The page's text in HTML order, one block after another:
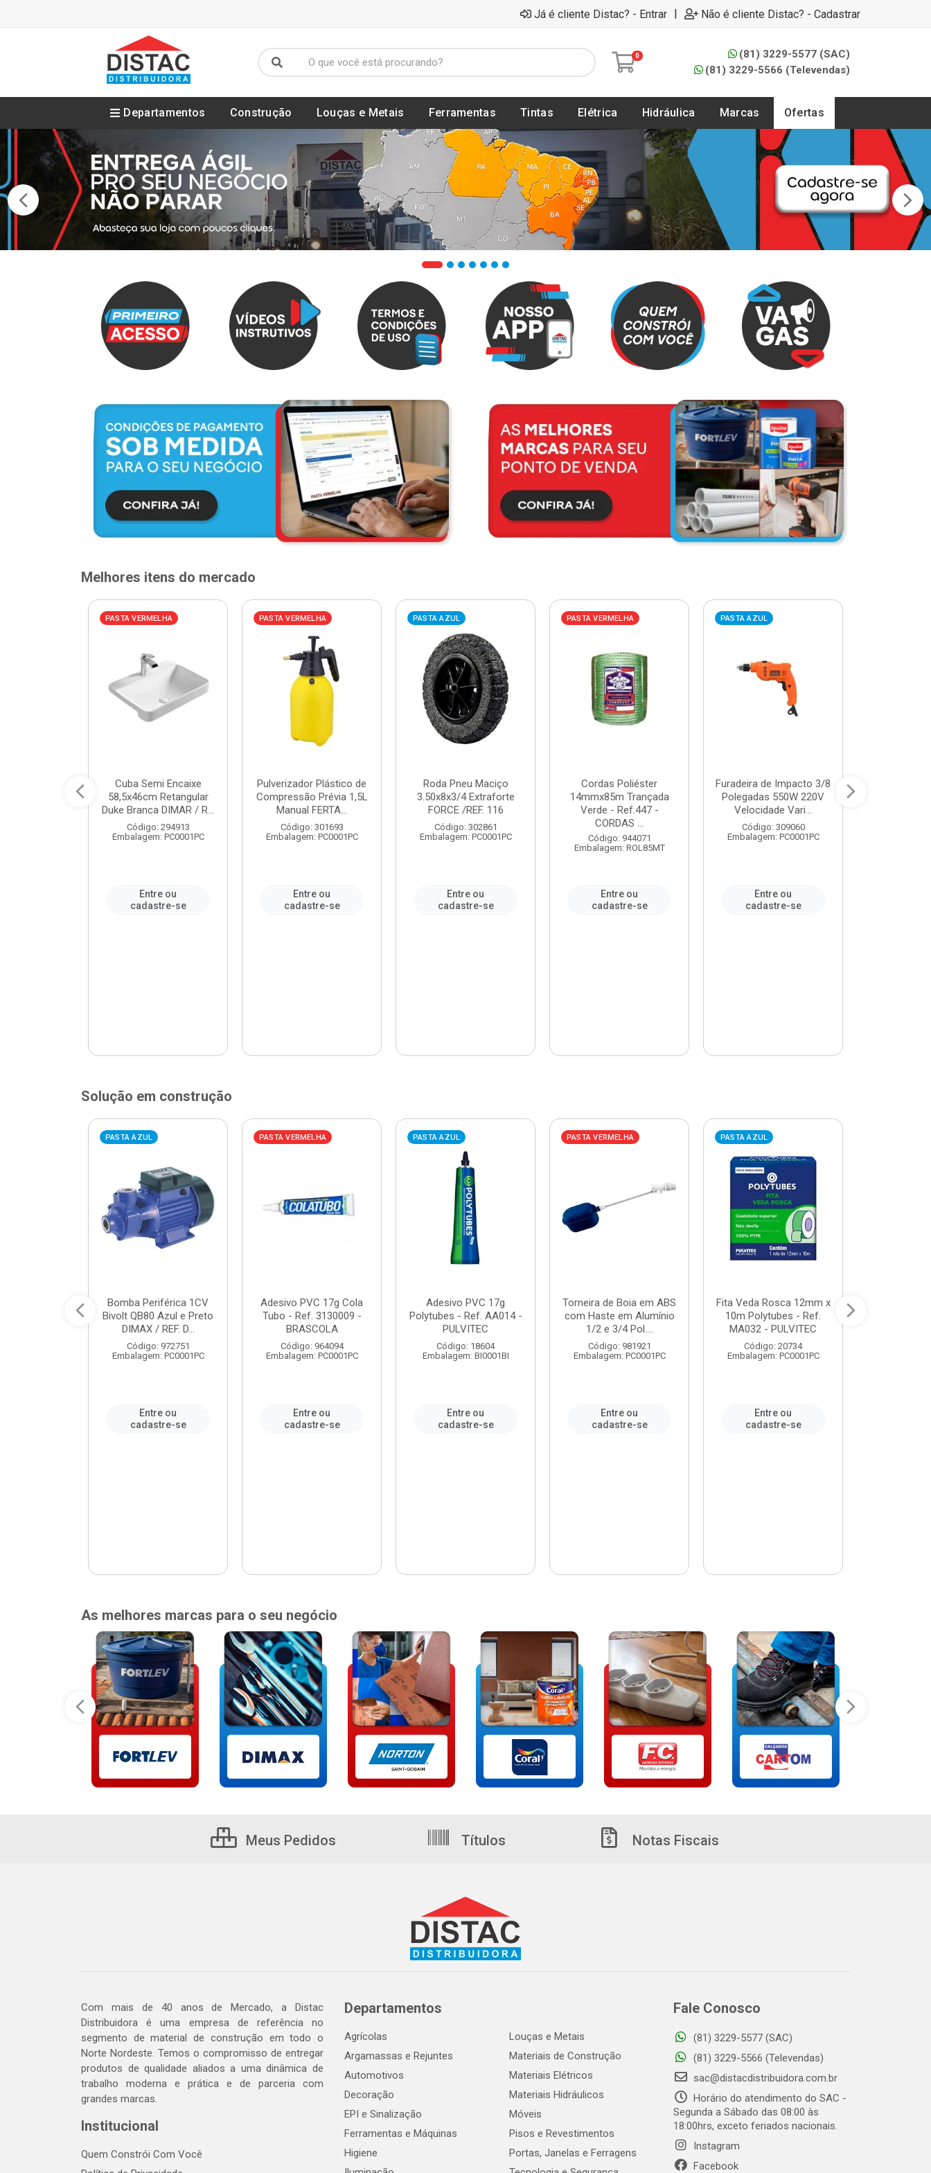
Já é cliente Distac? - Entrar | Não é cliente Distac? - Cadastrar
0
(81) 3229-5577 (SAC)
(81) 3229-5566 (Televendas)
Departamentos Construção Louças e Metais Ferramentas Tintas Elétrica Hidráulica Marcas Ofertas
Melhores itens do mercado
PASTA VERMELHA
Cuba Semi Encaixe
58,5x46cm Retangular
Duke Branca DIMAR / R...
Código: 294913
Embalagem: PC0001PC
Entre ou
cadastre-se
PASTA VERMELHA
Pulverizador Plástico de
Compressão Prévia 1,5L
Manual FERTA...
Código: 301693
Embalagem: PC0001PC
Entre ou
cadastre-se
PASTA AZUL
Roda Pneu Maciço
3.50x8x3/4 Extraforte
FORCE /REF. 116
Código: 302861
Embalagem: PC0001PC
Entre ou
cadastre-se
PASTA VERMELHA
Cordas Poliéster
14mmx85m Trançada
Verde - Ref.447 -
CORDAS ...
Código: 944071
Embalagem: ROL85MT
Entre ou
cadastre-se
PASTA AZUL
Furadeira de Impacto 3/8
Polegadas 550W 220V
Velocidade Vari...
Código: 309060
Embalagem: PC0001PC
Entre ou
cadastre-se
Solução em construção
PASTA AZUL
Bomba Periférica 1CV
Bivolt QB80 Azul e Preto
DIMAX / REF. D...
Código: 972751
Embalagem: PC0001PC
Entre ou
cadastre-se
PASTA VERMELHA
Adesivo PVC 17g Cola
Tubo - Ref. 3130009 -
BRASCOLA
Código: 964094
Embalagem: PC0001PC
Entre ou
cadastre-se
PASTA AZUL
Adesivo PVC 17g
Polytubes - Ref. AA014 -
PULVITEC
Código: 18604
Embalagem: BI0001BI
Entre ou
cadastre-se
PASTA VERMELHA
Torneira de Boia em ABS
com Haste em Alumínio
1/2 e 3/4 Pol....
Código: 981921
Embalagem: PC0001PC
Entre ou
cadastre-se
PASTA AZUL
Fita Veda Rosca 12mm x
10m Polytubes - Ref.
MA032 - PULVITEC
Código: 20734
Embalagem: PC0001PC
Entre ou
cadastre-se
As melhores marcas para o seu negócio
Meus Pedidos Títulos Notas Fiscais
Com mais de 40 anos de Mercado, a Distac
Distribuidora é uma empresa de referência no
segmento de material de construção em todo o
Norte Nordeste. Temos o compromisso de entregar
produtos de qualidade aliados a uma dinâmica de
trabalho moderna e prática e de parceria com
grandes marcas.
Institucional
Quem Constrói Com Você
Departamentos
Agrícolas
Argamassas e Rejuntes
Automotivos
Decoração
EPI e Sinalização
Ferramentas e Máquinas
Higiene
Louças e Metais
Materiais de Construção
Materiais Elétricos
Materiais Hidráulicos
Móveis
Pisos e Revestimentos
Portas, Janelas e Ferragens
Fale Conosco
(81) 3229-5577 (SAC)
(81) 3229-5566 (Televendas)
sac@distacdistribuidora.com.br
Horário do atendimento do SAC -
Segunda a Sábado das 08:00 às
18:00hrs, exceto feriados nacionais.
Instagram
Facebook